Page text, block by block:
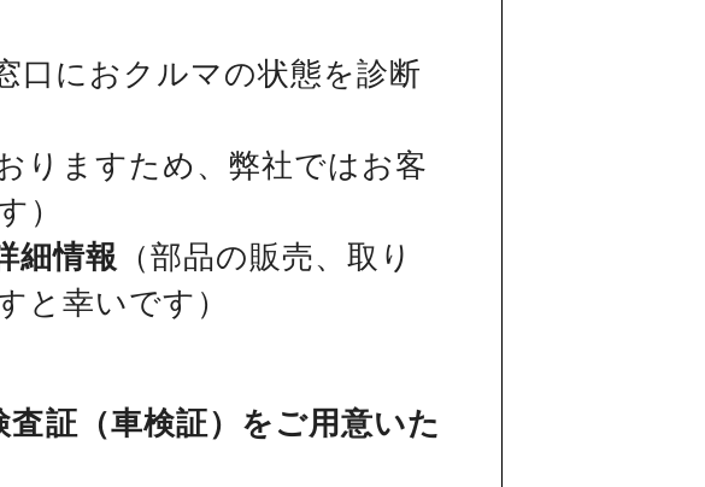
口におクルマの状態を診断
りますため、弊社ではお客
）
細情報
（部品の販売、取り
と幸いです）
証（車検証）をご用意いた